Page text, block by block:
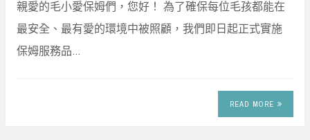
親愛的毛小愛保姆們，您好！ 為了確保每位毛孩都能在
最安全、最有愛的環境中被照顧，我們即日起正式實施
保姆服務品…
READ MORE